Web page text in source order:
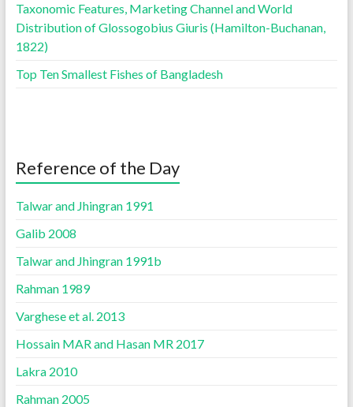
Taxonomic Features, Marketing Channel and World
Distribution of Glossogobius Giuris (Hamilton-Buchanan,
1822)
Top Ten Smallest Fishes of Bangladesh
Reference of the Day
Talwar and Jhingran 1991
Galib 2008
Talwar and Jhingran 1991b
Rahman 1989
Varghese et al. 2013
Hossain MAR and Hasan MR 2017
Lakra 2010
Rahman 2005